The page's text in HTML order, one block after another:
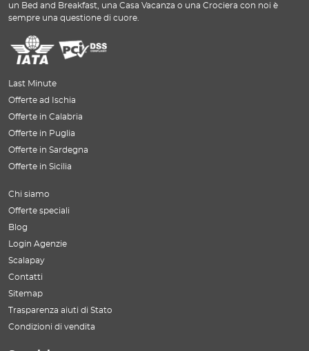
un Bed and Breakfast, una Casa Vacanza o una Crociera con noi è
sempre una questione di cuore.
Last Minute
Offerte ad Ischia
Offerte in Calabria
Offerte in Puglia
Offerte in Sardegna
Offerte in Sicilia
Chi siamo
Offerte speciali
Blog
Login Agenzie
Scalapay
Contatti
Sitemap
Trasparenza aiuti di Stato
Condizioni di vendita